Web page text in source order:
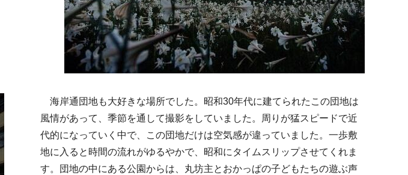
海岸通団地も大好きな場所でした。昭和30年代に建てられたこの団地は
風情があって、季節を通して撮影をしていました。周りが猛スピードで近
代的になっていく中で、この団地だけは空気感が違っていました。一歩敷
地に入ると時間の流れがゆるやかで、昭和にタイムスリップさせてくれま
す。団地の中にある公園からは、丸坊主とおかっぱの子どもたちの遊ぶ声